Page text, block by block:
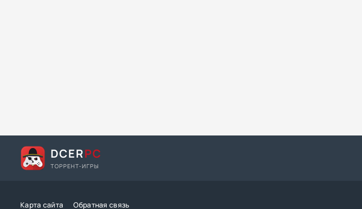
DCERPC
ТОРРЕНТ-ИГРЫ
Карта сайта Обратная связь